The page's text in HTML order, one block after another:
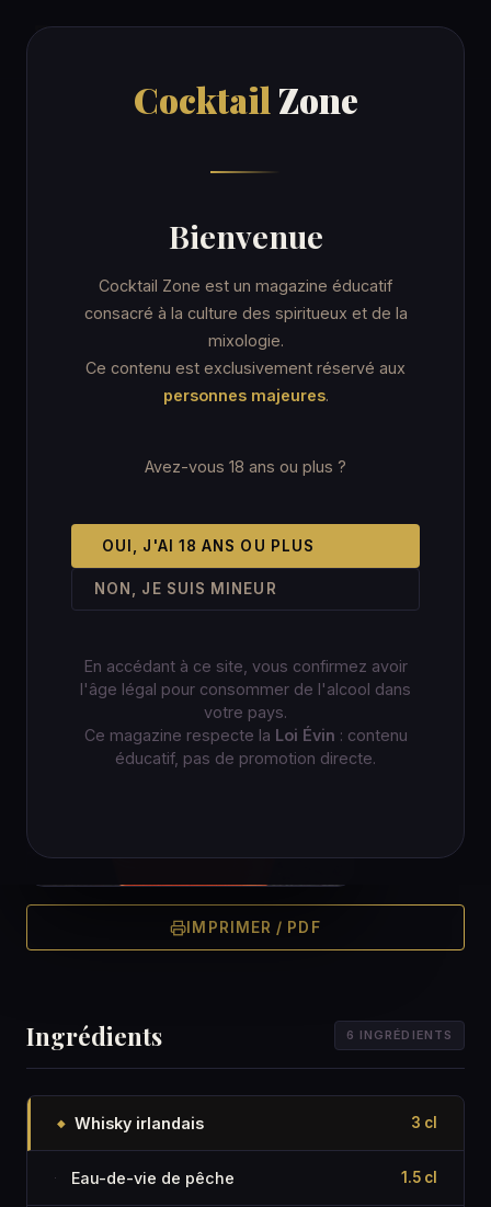
Cocktail Zone
Bienvenue
Cocktail Zone est un magazine éducatif
consacré à la culture des spiritueux et de la
mixologie.
Ce contenu est exclusivement réservé aux
personnes majeures.
Avez-vous 18 ans ou plus ?
OUI, J'AI 18 ANS OU PLUS
NON, JE SUIS MINEUR
En accédant à ce site, vous confirmez avoir
l'âge légal pour consommer de l'alcool dans
votre pays.
Ce magazine respecte la Loi Évin : contenu
éducatif, pas de promotion directe.
CocktailZone
Irish Spring
13 min Verre Collins ★★★ Avancé
IMPRIMER / PDF
Ingrédients 6 INGRÉDIENTS
◆ Whisky irlandais 3 cl
· Eau-de-vie de pêche 1.5 cl